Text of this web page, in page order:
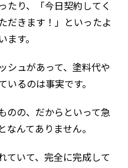
たり、「今日契約してく
だきます！」といったよ
ます。
シュがあって、塗料代や
いるのは事実です。
のの、だからといって急
なんてありません。
ていて、完全に完成して